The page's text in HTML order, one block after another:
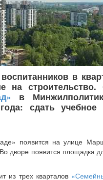
в
на
в
сдать
появится на улице
дворе появится
из трех кварталов